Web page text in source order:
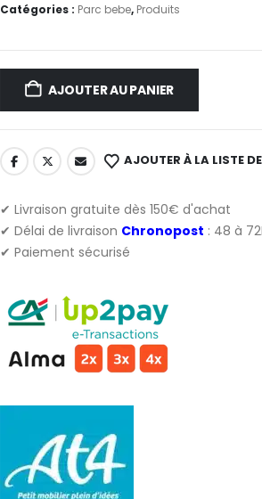
Catégories : Parc bebe, Produits
AJOUTER AU PANIER
AJOUTER À LA LISTE
✔ Livraison gratuite dès 150€ d'achat
✔ Délai de livraison Chronopost : 48 à
✔ Paiement sécurisé